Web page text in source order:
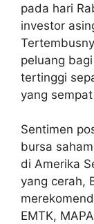
pada hari
investor
peluang
tertinggi
yang
Sentimen
bursa
di Amerika
yang cerah,
EMTK,